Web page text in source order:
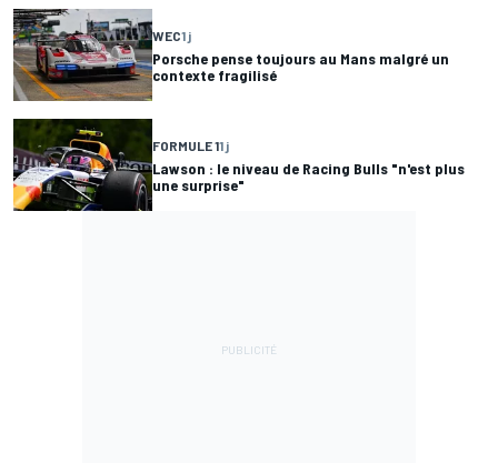
WEC1 j
Porsche pense toujours au Mans malgré un
contexte fragilisé
FORMULE 11 j
Lawson : le niveau de Racing Bulls "n'est plus
une surprise"